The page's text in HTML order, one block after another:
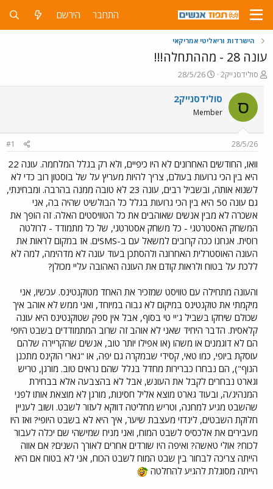
התחבר הירשם
הישרדות וריאליטי אמריקאי
עונה 28 - מההתחלה!!!
פ
ו
ת
ח
ה
ו
ש
א
סולידסנייק2
פ
ו
ר
ם
ר
י
ך
28/5/26
ס סולידסנייק2
Member
28/5/26
#1
וואו, החודשים האחרונים לא היו כיפיים, ולא רק בגלל המלחמה. עונה 22
היא בין הכי גרועות בעולם, צריך להיות מעריץ על של בוסטון רוב כדי לא
לשנוא אותה, ובשביל רבים, עונה 23 לא טובה ממנה בהרבה. ומבחינתי,
גם עונה 50 היא בין הכי גרועות בגלל כל הבולשיט שהיה בה, אני
אשכרה לא מבין אנשים שאוהבים את כל הטוויסטים האלה. זה הופך את
המשחק האסטרטגי - כל משחק אסטרטגי, של כל מתמודד - לרולטה
רוסית. אנחנו ככה קרובים למשאל עם ב-SMSים. אז במקום לראות את
העונה האוסטרלית האחרונה ולהסתכן בעוד עונה לא מדהימה, למה לא
ללכת על בטוח ולראות קודם את העונה האהובה עליי מכולן?
והעונה מתחילה עם טוויסט שמזכיר את האחד מטוקנטינס. עכשיו, אני
מיקמתי את טוקנטינס במיקום לא גבוה במיוחד, ואני ממש לא אוהב איך
שכולם שיחקו בשביל ג'יי טי בסוף, אבל אין ספק שטוקנטינס היא עונה
קלאסית. הדבר היחיד שאני לא אוהב זה שרוב המתמודדים בשבט היופי
הם לא דוגמנים או משהו (או אפילו יותר טוב, אנשים שהקריירה שלהם
עוסקת ביופי, כמו טאי, קסידי שבמקרה גם יפה, או "גארי הוקינס מתכנן
הנוף"), הם נבחרו כברירות מחדל בגלל שהם נראים טוב. מורגן, טריש
וגארט נבחרים לקבל את העונש, אבל לא בהצבעה אלא בבחירת
המנהיג/ה, ובעוד גארט מוצא אליל חסינות, מורגן לא מוצאת אותו לפני
שהשבט מגיע למחנה, וטריש מחליטה דווקא לעזור לשבט. ושוב לעניין
חלוקת השבטים, לינדזי מעצבת שיער, איך היא לא בשבט היופי? ואז היו
מעבירים את אלכסיס לשבט המוח, ואני מניח שמישהי שם יכלה לעבור
לכוח? אולי טאשה? ואיפה היו שורדים אחרים לאורך השנים? אם אווה
הייתה צריכה לבחור בין שבט המוח לשבט הכוח, אני לא בטוח אם היא
הייתה מסוגלת להגיע להחלטה